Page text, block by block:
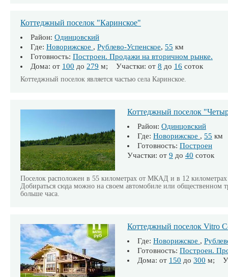
Коттеджный поселок "Каринское"
Район: Одинцовский
Где: Новорижское , Рублево-Успенское, 55 км
Готовность: Построен. Продажи на вторичном рынке.
Дома: от 100 до 279 м; Участки: от 8 до 16 соток
Коттеджный поселок является частью села Каринское.
Коттеджный поселок
Район: Одинцовский
Где: Новорижское , 55 км
Готовность: Построен
Участки: от 9 до 40 соток
Поселок расположен в 55 километрах от МКАД и в 12 километрах
Добираться сюда можно на своем автомобиле или общественном
больше часа.
Коттеджный поселок Vitro
Где: Новорижское ,
Готовность: Построен.
Дома: от 150 до 300 м;